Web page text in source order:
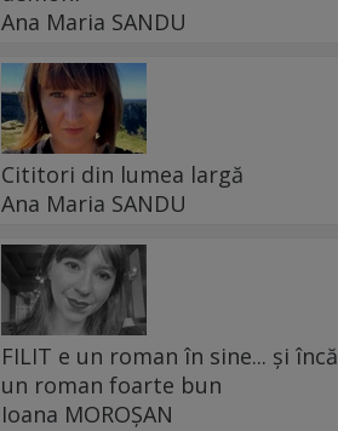
Ana Maria SANDU
Cititori din lumea largă
Ana Maria SANDU
FILIT e un roman în sine... și încă
un roman foarte bun
Ioana MOROȘAN